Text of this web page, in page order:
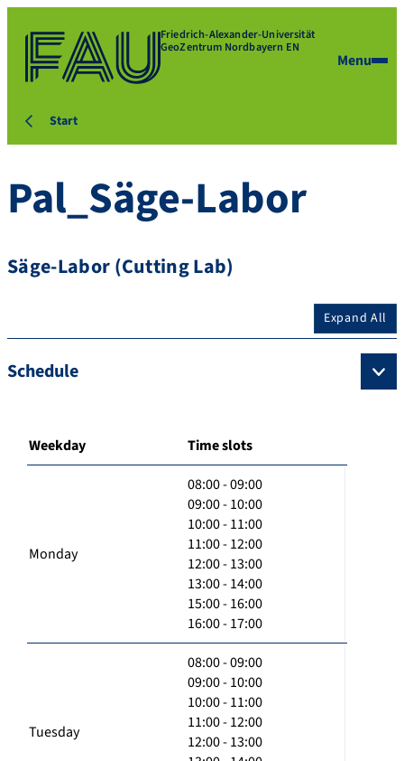
Friedrich-Alexander-Universität
GeoZentrum Nordbayern EN
Menu
Start
Pal_Säge-Labor
Säge-Labor (Cutting Lab)
Expand All
Schedule
Weekday Time slots
Monday
08:00 - 09:00
09:00 - 10:00
10:00 - 11:00
11:00 - 12:00
12:00 - 13:00
13:00 - 14:00
15:00 - 16:00
16:00 - 17:00
Tuesday
08:00 - 09:00
09:00 - 10:00
10:00 - 11:00
11:00 - 12:00
12:00 - 13:00